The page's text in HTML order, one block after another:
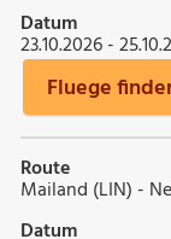
Datum
23.10.2026 -
Fluege
Route
Mailand (LIN) -
Datum